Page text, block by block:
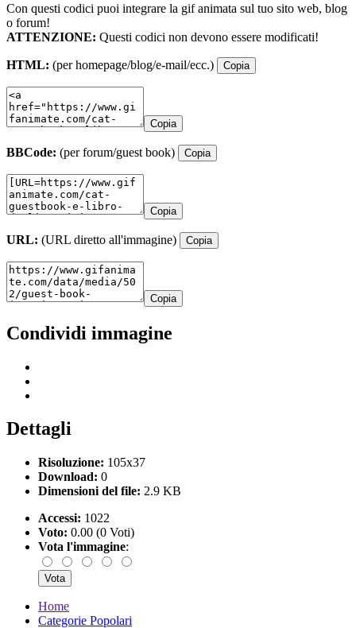
Con questi codici puoi integrare la gif animata sul tuo sito web, blog
o forum!
ATTENZIONE: Questi codici non devono essere modificati!
HTML: (per homepage/blog/e-mail/ecc.) Copia
Copia
BBCode: (per forum/guest book) Copia
Copia
URL: (URL diretto all'immagine) Copia
Copia
Condividi immagine
Dettagli
Risoluzione: 105x37
Download: 0
Dimensioni del file: 2.9 KB
Accessi: 1022
Voto: 0.00 (0 Voti)
Vota l'immagine:
Home
Categorie Popolari